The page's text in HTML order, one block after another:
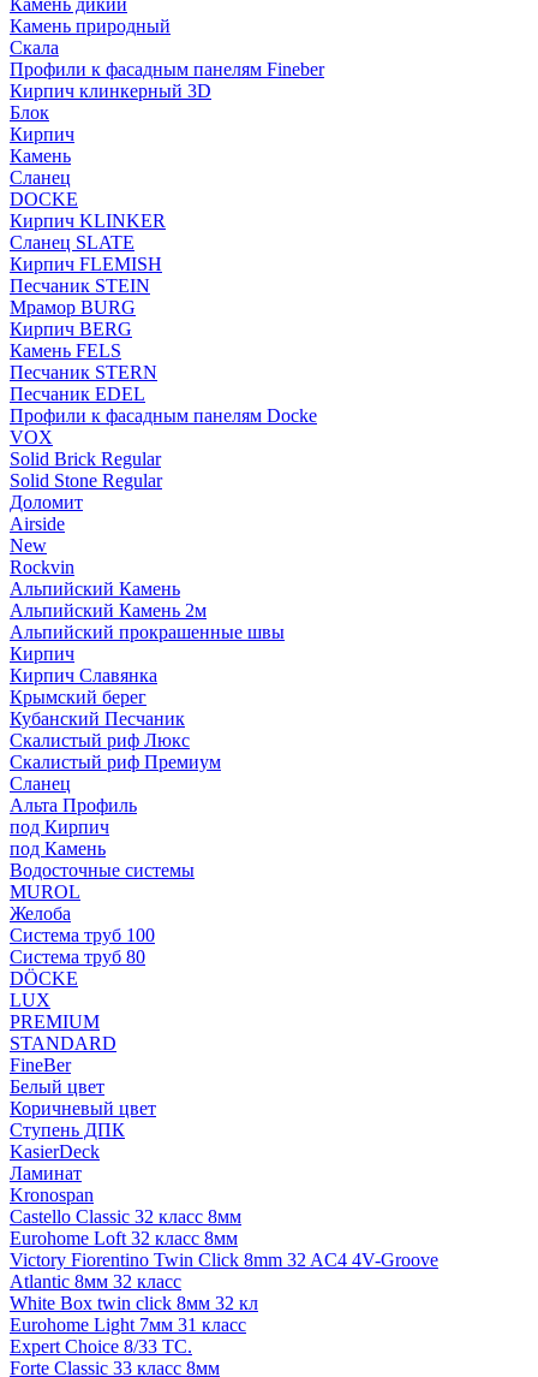
Камень дикий
Камень природный
Скала
Профили к фасадным панелям Fineber
Кирпич клинкерный 3D
Блок
Кирпич
Камень
Сланец
DOCKE
Кирпич KLINKER
Сланец SLATE
Кирпич FLEMISH
Пес­ча­ник STEIN
Мрамор BURG
Кирпич BERG
Камень FELS
Пес­ча­ник STERN
Пес­ча­ник EDEL
Профили к фасадным панелям Docke
VOX
Solid Brick Regular
Solid Stone Regular
Доломит
Airside
New
Rockvin
Альпийский Камень
Альпийский Камень 2м
Альпийский прокрашенные швы
Кирпич
Кирпич Славянка
Крымский берег
Кубанский Песчаник
Скалистый риф Люкс
Скалистый риф Премиум
Сланец
Альта Профиль
под Кирпич
под Камень
Водосточные системы
MUROL
Желоба
Система труб 100
Система труб 80
DÖCKE
LUX
PREMIUM
STANDARD
FineBer
Белый цвет
Коричневый цвет
Ступень ДПК
KasierDeck
Ламинат
Kronospan
Castello Classic 32 класс 8мм
Eurohome Loft 32 класс 8мм
Victory Fiorentino Twin Click 8mm 32 AC4 4V-Groove
Atlantic 8мм 32 класс
White Box twin click 8мм 32 кл
Eurohome Light 7мм 31 класс
Expert Choice 8/33 TC.
Forte Classic 33 класс 8мм